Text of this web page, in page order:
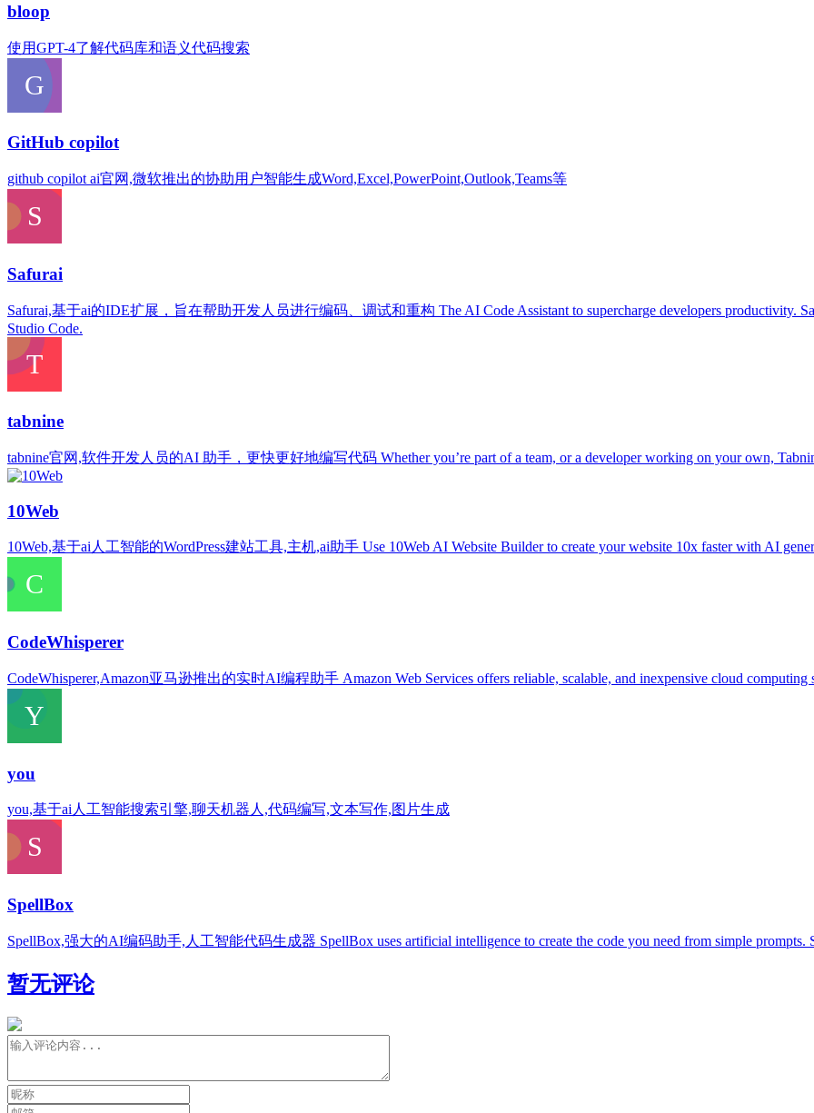
bloop
使用GPT-4了解代码库和语义代码搜索
GitHub copilot
github copilot ai官网,微软推出的协助用户智能生成Word,Excel,PowerPoint,Outlook,Teams等
Safurai
Safurai,基于ai的IDE扩展，旨在帮助开发人员进行编码、调试和重构 The AI Code Assistant to supercharge developers productivity.
Studio Code.
tabnine
tabnine官网,软件开发人员的AI 助手，更快更好地编写代码 Whether you’re part of a team, or a developer working on your own,
10Web
10Web,基于ai人工智能的WordPress建站工具,主机,ai助手 Use 10Web AI Website Builder to create your website 10x faster with AI
CodeWhisperer
CodeWhisperer,Amazon亚马逊推出的实时AI编程助手 Amazon Web Services offers reliable, scalable, and inexpensive cloud computing
you
you,基于ai人工智能搜索引擎,聊天机器人,代码编写,文本写作,图片生成
SpellBox
SpellBox,强大的AI编码助手,人工智能代码生成器 SpellBox uses artificial intelligence to create the code you need from simple prompts.
暂无评论